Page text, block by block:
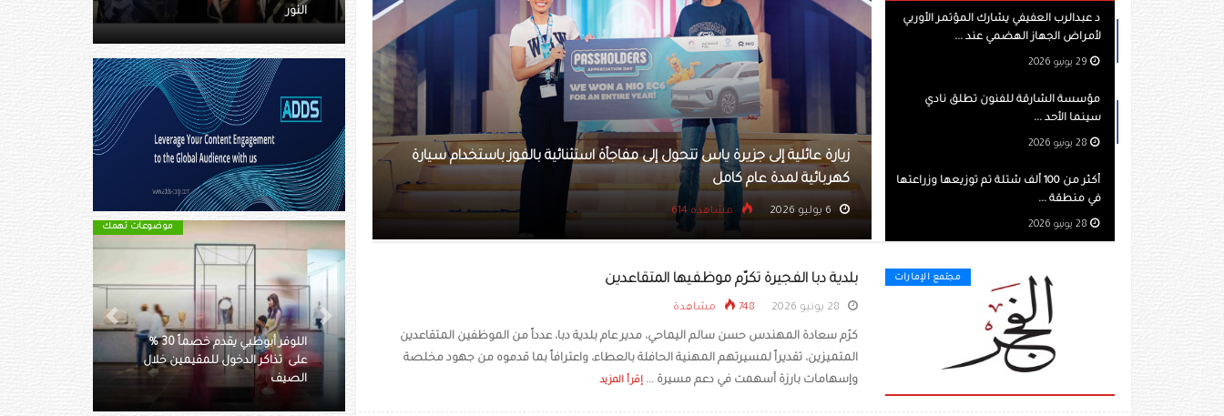
د عبدالرب العفيفي يشارك المؤتمر الأوربي
لأمراض الجهاز الهضمي عند ...
مؤسسة الشارقة للفنون تطلق نادي
سينما الأحد ...
أكثر من 100 ألف شتلة تم توزيعها وزراعتها
في منطقة ...
د عبدالرب العفيفي يشارك المؤتمر الأوربي لأمراض الجهاز الهضمي عند
الأطفال
29 يونيو 2026 مشاهده 1281
مجتمع الإمارات بلدية دبا الفجيرة تكرّم موظفيها المتقاعدين
748 مشاهدة
كرّم سعادة المهندس حسن سالم اليماحي، مدير عام بلدية دبا، عدداً من الموظفين المتقاعدين
المتميزين، تقديراً لمسيرتهم المهنية الحافلة بالعطاء، واعترافاً بما قدموه من جهود مخلصة
وإسهامات بارزة أسهمت في دعم مسيرة ... إقرأ المزيد
النور
المدرسية لموسمها 27
موضوعات تهمك
على تذاكر الدخول للمقيمين خلال
موضوعات تهمك
أسيكس تستعرض آفاق رياضة
التنس في دبي عبر فعالية استثنائية
في متحف المستقبل
Previous
Next